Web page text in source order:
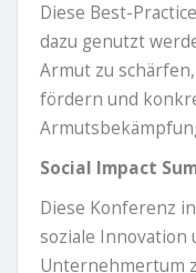
Diese Best-
dazu genutzt
Armut zu
fördern und
Social Impact
Diese Konferenz
soziale Innovation
Unternehmertum